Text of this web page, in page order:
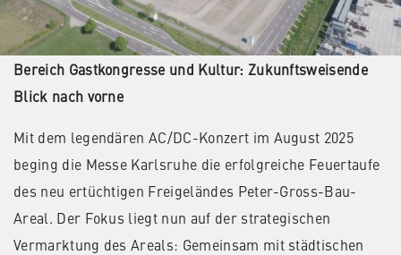
Bereich Gastkongresse und Kultur: Zukunftsweisende
Blick nach vorne
Mit dem legendären AC/DC-Konzert im August 2025
beging die Messe Karlsruhe die erfolgreiche Feuertaufe
des neu ertüchtigen Freigeländes Peter-Gross-Bau-
Areal. Der Fokus liegt nun auf der strategischen
Vermarktung des Areals: Gemeinsam mit städtischen